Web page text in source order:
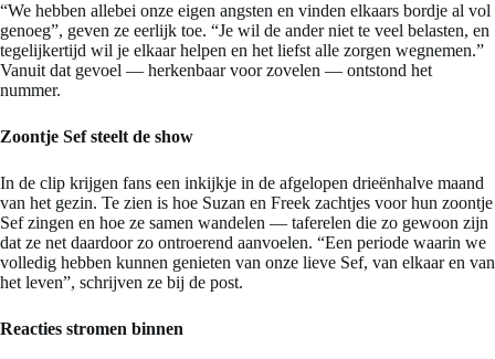
“We hebben allebei onze eigen angsten en vinden elkaars bordje al vol
genoeg”, geven ze eerlijk toe. “Je wil de ander niet te veel belasten, en
tegelijkertijd wil je elkaar helpen en het liefst alle zorgen wegnemen.”
Vanuit dat gevoel — herkenbaar voor zovelen — ontstond het
nummer.
Zoontje Sef steelt de show
In de clip krijgen fans een inkijkje in de afgelopen drieënhalve maand
van het gezin. Te zien is hoe Suzan en Freek zachtjes voor hun zoontje
Sef zingen en hoe ze samen wandelen — taferelen die zo gewoon zijn
dat ze net daardoor zo ontroerend aanvoelen. “Een periode waarin we
volledig hebben kunnen genieten van onze lieve Sef, van elkaar en van
het leven”, schrijven ze bij de post.
Reacties stromen binnen